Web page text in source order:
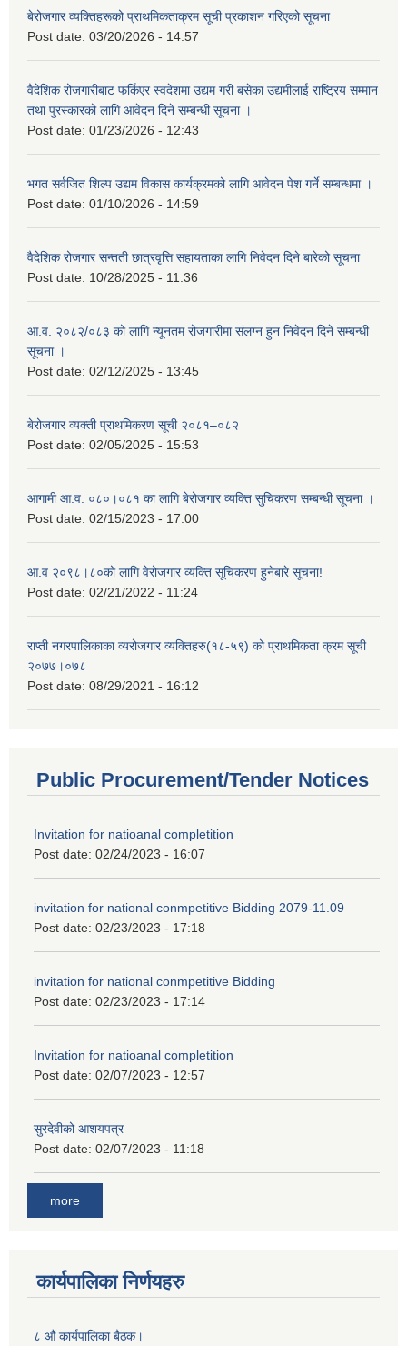
बेरोजगार व्यक्तिहरूको प्राथमिकताक्रम सूची प्रकाशन गरिएको सूचना
Post date: 03/20/2026 - 14:57
वैदेशिक रोजगारीबाट फर्किएर स्वदेशमा उद्यम गरी बसेका उद्यमीलाई राष्ट्रिय सम्मान
तथा पुरस्कारको लागि आवेदन दिने सम्बन्धी सूचना ।
Post date: 01/23/2026 - 12:43
भगत सर्वजित शिल्प उद्यम विकास कार्यक्रमको लागि आवेदन पेश गर्ने सम्बन्धमा ।
Post date: 01/10/2026 - 14:59
वैदेशिक रोजगार सन्तती छात्रवृत्ति सहायताका लागि निवेदन दिने बारेको सूचना
Post date: 10/28/2025 - 11:36
आ.व. २०८२/०८३ को लागि न्यूनतम रोजगारीमा संलग्न हुन निवेदन दिने सम्बन्धी
सूचना ।
Post date: 02/12/2025 - 13:45
बेरोजगार व्यक्ती प्राथमिकरण सूची २०८१–०८२
Post date: 02/05/2025 - 15:53
आगामी आ.व. ०८०।०८१ का लागि बेरोजगार व्यक्ति सुचिकरण सम्बन्धी सूचना ।
Post date: 02/15/2023 - 17:00
आ.व २०९८।८०को लागि वेरोजगार व्यक्ति सूचिकरण हुनेबारे सूचना!
Post date: 02/21/2022 - 11:24
राप्ती नगरपालिकाका व्यरोजगार व्यक्तिहरु(१८-५९) को प्राथमिकता क्रम सूची
२०७७।०७८
Post date: 08/29/2021 - 16:12
Public Procurement/Tender Notices
Invitation for natioanal completition
Post date: 02/24/2023 - 16:07
invitation for national conmpetitive Bidding 2079-11.09
Post date: 02/23/2023 - 17:18
invitation for national conmpetitive Bidding
Post date: 02/23/2023 - 17:14
Invitation for natioanal completition
Post date: 02/07/2023 - 12:57
सुरदेवीको आशयपत्र
Post date: 02/07/2023 - 11:18
more
कार्यपालिका निर्णयहरु
८ औं कार्यपालिका बैठक।